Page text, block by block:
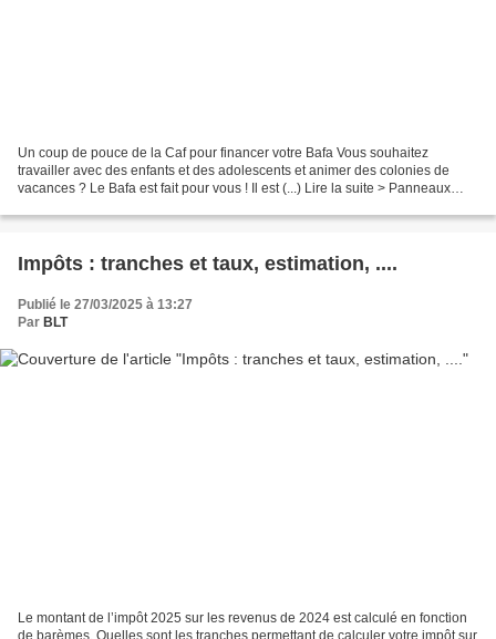
Un coup de pouce de la Caf pour financer votre Bafa Vous souhaitez
travailler avec des enfants et des adolescents et animer des colonies de
vacances ? Le Bafa est fait pour vous ! Il est (...) Lire la suite > Panneaux
Impôts : tranches et taux, estimation, ....
Publié le 27/03/2025 à 13:27
Par BLT
Le montant de l’impôt 2025 sur les revenus de 2024 est calculé en fonction
de barèmes. Quelles sont les tranches permettant de calculer votre impôt sur